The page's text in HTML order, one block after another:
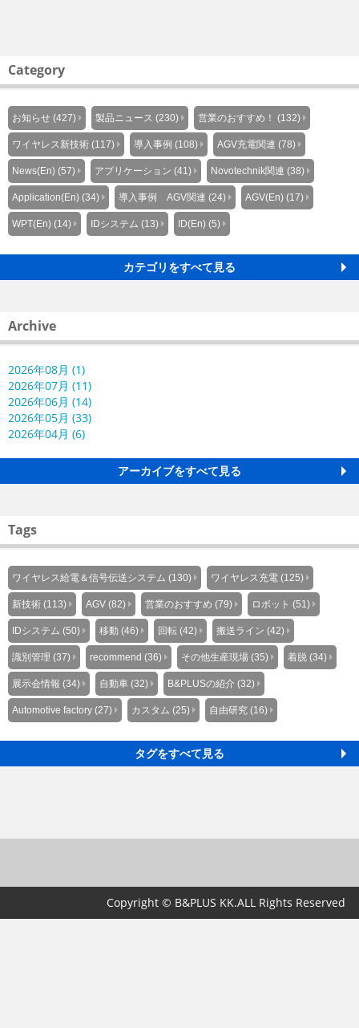
Category
お知らせ (427) 製品ニュース (230) 営業のおすすめ！ (132)
ワイヤレス新技術 (117) 導入事例 (108) AGV充電関連 (78)
News(En) (57) アプリケーション (41) Novotechnik関連 (38)
Application(En) (34) 導入事例 AGV関連 (24) AGV(En) (17)
WPT(En) (14) IDシステム (13) ID(En) (5)
カテゴリをすべて見る
Archive
2026年08月 (1)
2026年07月 (11)
2026年06月 (14)
2026年05月 (33)
2026年04月 (6)
アーカイブをすべて見る
Tags
ワイヤレス給電＆信号伝送システム (130) ワイヤレス充電 (125)
新技術 (113) AGV (82) 営業のおすすめ (79) ロボット (51)
IDシステム (50) 移動 (46) 回転 (42) 搬送ライン (42)
識別管理 (37) recommend (36) その他生産現場 (35) 着脱 (34)
展示会情報 (34) 自動車 (32) B&PLUSの紹介 (32)
Automotive factory (27) カスタム (25) 自由研究 (16)
タグをすべて見る
Copyright © B&PLUS KK.ALL Rights Reserved